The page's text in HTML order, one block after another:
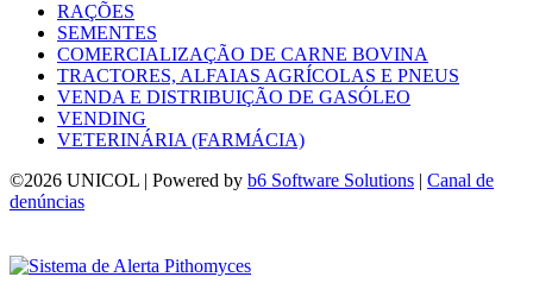
RAÇÕES
SEMENTES
COMERCIALIZAÇÃO DE CARNE BOVINA
TRACTORES, ALFAIAS AGRÍCOLAS E PNEUS
VENDA E DISTRIBUIÇÃO DE GASÓLEO
VENDING
VETERINÁRIA (FARMÁCIA)
©2026 UNICOL | Powered by b6 Software Solutions | Canal de
denúncias